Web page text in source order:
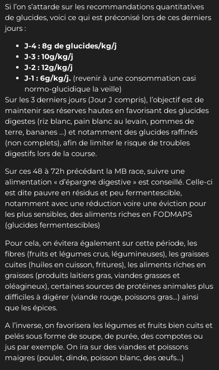
Si l’on s’attarde sur les recommandations quantitatives
de glucides, voici ce qui est préconisé lors de ces derniers
jours :
J-4 : 8g de glucides/kg/j
J-3 : 10g/kg/j
J-2 : 12g/kg/j
J-1 : 6g/kg/j. (revenir à une consommation casi
normo-glucidique la veille)
Sur les 3 derniers jours (Jour J compris), l’objectif est de
maintenir ses réserves hautes en favorisant des glucides
digestes (riz blanc, pain blanc au levain, pommes de
terre, bananes …) et notamment des glucides raffinés
(non complets), afin de limiter le risque de troubles
digestifs lors de la course.
Sur ces 48 à 72h précédant la MB race, suivre une
alimentation « d’épargne digestive » est conseillé. Celle-ci
est dite pauvre en résidus et peu fermentescible,
notamment avec une réduction voire une éviction pour
les plus sensibles, des aliments riches en FODMAPS
(glucides fermentescibles)
Pour cela, on évitera également sur cette période, les
fibres (fruits et légumes crus, légumineuses), les graisses
cuites (huiles en cuisson, fritures), les aliments riches en
graisses (produits laitiers gras, viandes grasses et
oléagineux), certaines sources de protéines animales plus
difficiles à digérer (viande rouge, poissons gras…) ainsi
que les épices.
A l’inverse, on favorisera les légumes et fruits bien cuits et
pelés sous forme de soupe, de purée, des compotes ou
jus par exemple. On ira sur des viandes et poissons
maigres (poulet, dinde, poisson blanc, des œufs…)